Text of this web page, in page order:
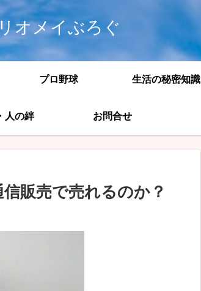
オメイぶろぐ
プロ野球 生活の秘密知識
人の絆 お問合せ
販売で売れるのか？